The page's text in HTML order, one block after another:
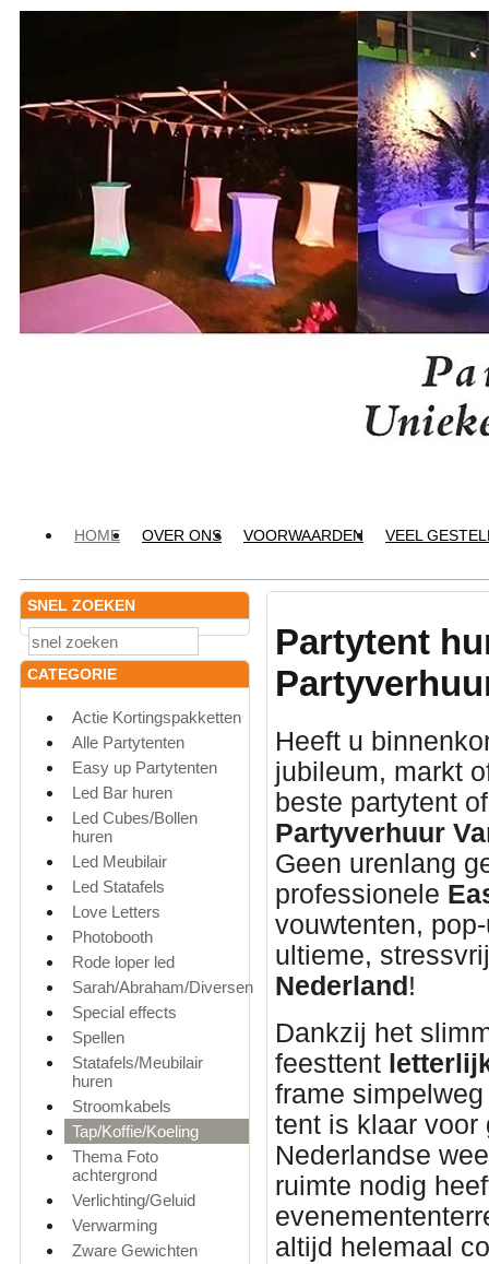
HOME OVER ONS VOORWAARDEN VEEL
SNEL ZOEKEN
CATEGORIE
Actie Kortingspakketten
Alle Partytenten
Easy up Partytenten
Led Bar huren
Led Cubes/Bollen
huren
Led Meubilair
Led Statafels
Love Letters
Photobooth
Rode loper led
Sarah/Abraham/Diversen
Special effects
Spellen
Statafels/Meubilair
huren
Stroomkabels
Tap/Koffie/Koeling
Thema Foto
achtergrond
Verlichting/Geluid
Verwarming
Zware Gewichten
Partytent
Heeft u
jubileum, markt
beste partytent
Partyverhuur
Geen urenlang
professionele
vouwtenten,
ultieme,
Nederland !
Dankzij het
feesttent
frame
tent is klaar voor
Nederlandse
ruimte nodig
altijd helemaal